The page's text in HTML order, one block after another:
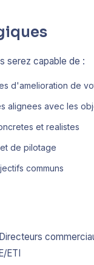
serez capable de :
d'amelioration de
alignees avec les
et realistes
de pilotage
communs
ETI